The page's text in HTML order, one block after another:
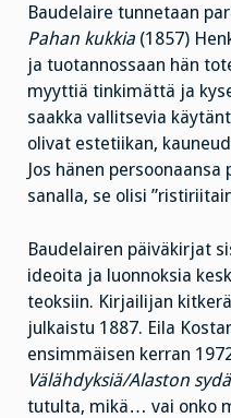
Baudelaire tunnetaan
Pahan kukkia (1857)
ja tuotannossaan hän
myyttiä tinkimättä ja
saakka vallitsevia
olivat estetiikan,
Jos hänen
sanalla, se olisi
Baudelairen päiväkirjat
ideoita ja luonnoksia
teoksiin. Kirjailijan
julkaistu 1887. Eila
ensimmäisen kerran
Välähdyksiä/Alaston
tutulta, mikä… vai onko